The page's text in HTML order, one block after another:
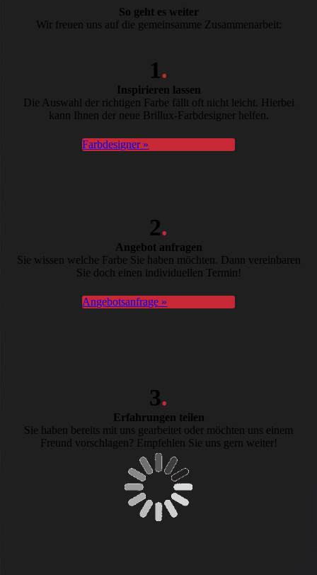
So geht es weiter
Wir freuen uns auf die gemeinsamme Zusammenarbeit:
1.
Inspirieren lassen
Die Auswahl der richtigen Farbe fällt oft nicht leicht. Hierbei
kann Ihnen der neue Brillux-Farbdesigner helfen.
Farbdesigner »
2.
Angebot anfragen
Sie wissen welche Farbe Sie haben möchten. Dann vereinbaren
Sie doch einen individuellen Termin!
Angebotsanfrage »
3.
Erfahrungen teilen
Sie haben bereits mit uns gearbeitet oder möchten uns einem
Freund vorschlagen? Empfehlen Sie uns gern weiter!